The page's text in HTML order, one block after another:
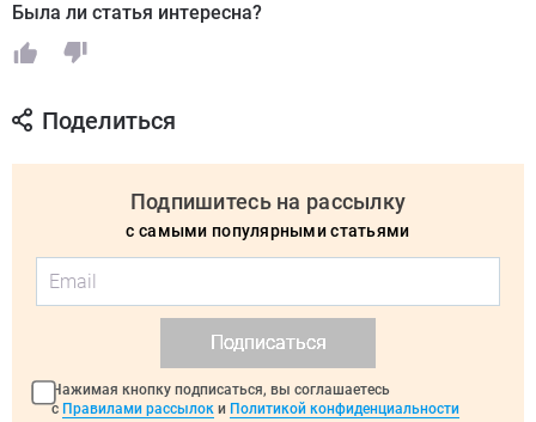
Была ли статья интересна?
Поделиться
Подпишитесь на рассылку
с самыми популярными статьями
Подписаться
Нажимая кнопку подписаться, вы соглашаетесь
с Правилами рассылок и Политикой конфиденциальности